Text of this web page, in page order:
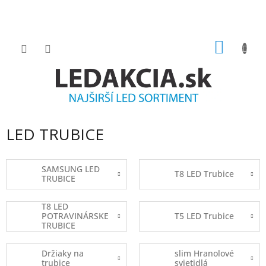
LED TRUBICE
SAMSUNG LED
TRUBICE
T8 LED Trubice
T8 LED
POTRAVINÁRSKE
TRUBICE
T5 LED Trubice
Držiaky na
trubice
slim Hranolové
svietidlá